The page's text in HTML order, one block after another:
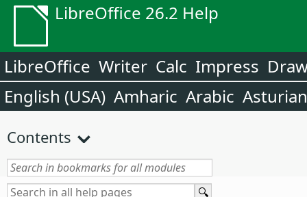
LibreOffice 26.2 Help
LibreOffice Writer Calc Impress
English (USA) Amharic Arabic Asturian
Contents